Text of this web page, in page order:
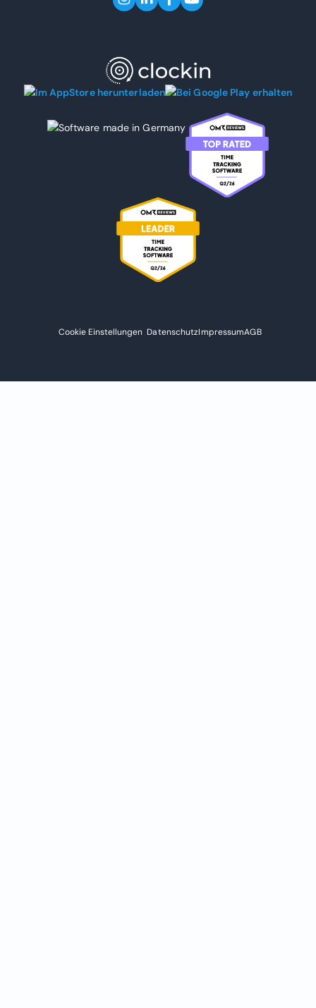
Cookie Einstellungen DatenschutzImpressumAGB